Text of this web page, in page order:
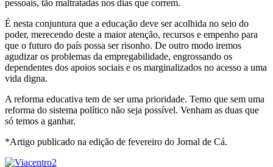
pessoais, tão maltratadas nos dias que correm.
É nesta conjuntura que a educação deve ser acolhida no seio do
poder, merecendo deste a maior atenção, recursos e empenho para
que o futuro do país possa ser risonho. De outro modo iremos
agudizar os problemas da empregabilidade, engrossando os
dependentes dos apoios sociais e os marginalizados no acesso a uma
vida digna.
A reforma educativa tem de ser uma prioridade. Temo que sem uma
reforma do sistema político não seja possível. Venham as duas que
só temos a ganhar.
*Artigo publicado na edição de fevereiro do Jornal de Cá.